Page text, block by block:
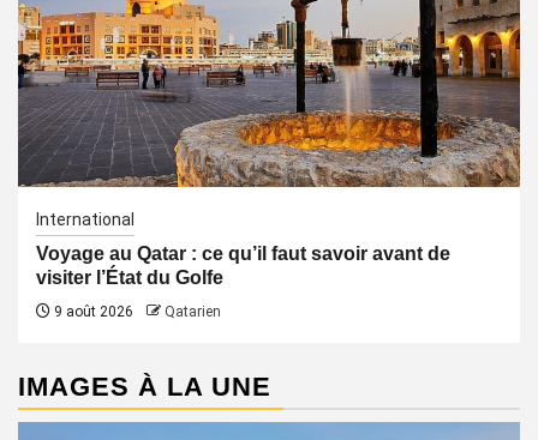
International
Voyage au Qatar : ce qu’il faut savoir avant de
visiter l’État du Golfe
9 août 2026 Qatarien
IMAGES À LA UNE